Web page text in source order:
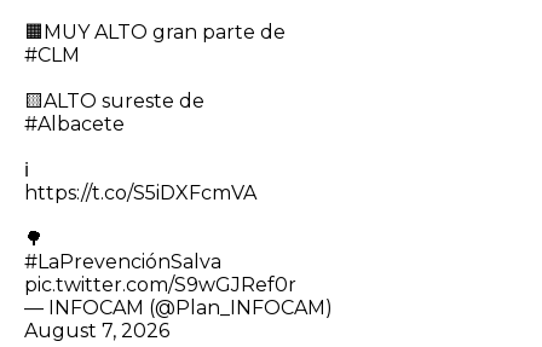
🟧MUY ALTO gran parte de
#CLM
🟨ALTO sureste de
#Albacete
ℹ️
https://t.co/S5iDXFcmVA
🌳
#LaPrevenciónSalva
pic.twitter.com/S9wGJRef0r
— INFOCAM (@Plan_INFOCAM)
August 7, 2026